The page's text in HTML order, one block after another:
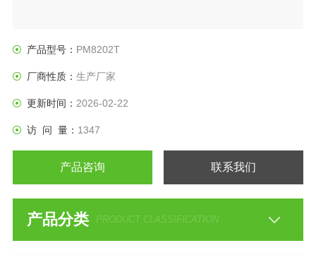
产品型号： PM8202T
厂商性质： 生产厂家
更新时间： 2026-02-22
访 问 量： 1347
产品咨询 联系我们
产品分类 PRODUCT CLASSIFICATION